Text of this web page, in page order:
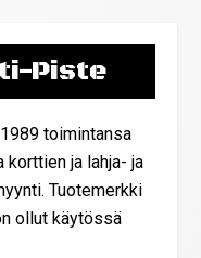
Piste
toimintansa
korttien ja lahja- ja
Tuotemerkki
ollut käytössä